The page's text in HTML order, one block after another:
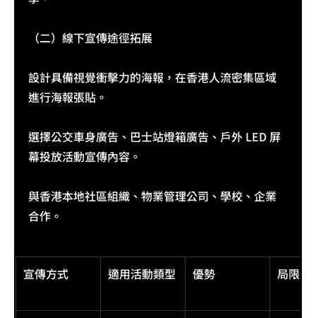
（二）線下宣傳途徑拓展​
設計具備視覺衝擊力的海報，在香港人流密集區域
進行海報張貼。​
選擇公交車身廣告、巴士站燈箱廣告、戶外 LED 屏
幕投放活動宣傳內容。
與香港本地社區組織、物業管理公司、學校、企業
合作。
宣傳方式 適用活動類型 優勢 局限性